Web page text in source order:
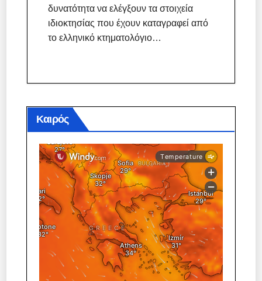
δυνατότητα να ελέγξουν τα στοιχεία
ιδιοκτησίας που έχουν καταγραφεί από
το ελληνικό κτηματολόγιο…
Καιρός